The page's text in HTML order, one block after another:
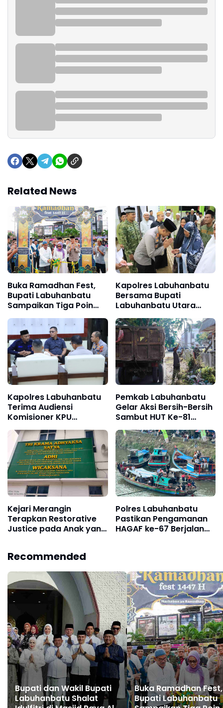
Related News
Buka Ramadhan Fest,
Bupati Labuhanbatu
Sampaikan Tiga Poin
Penting
Kapolres Labuhanbatu
Bersama Bupati
Labuhanbatu Utara
Gelar Safari Ramadan
di Masjid Syuhada Na
IX-X
Kapolres Labuhanbatu
Terima Audiensi
Komisioner KPU
Labuhanbatu dan
Labura
Pemkab Labuhanbatu
Gelar Aksi Bersih-Bersih
Sambut HUT Ke-81
Kemerdekaan RI
Kejari Merangin
Terapkan Restorative
Justice pada Anak yang
Polres Labuhanbatu
Pastikan Pengamanan
HAGAF ke-67 Berjalan
Recommended
Bupati dan Wakil Bupati
Labuhanbatu Shalat
Buka Ramadhan Fest,
Bupati Labuhanbatu